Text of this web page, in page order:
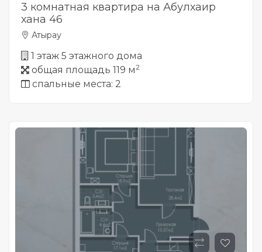
3 комнатная квартира на Абулхаир
хана 46
Атырау
1 этаж 5 этажного дома
общая площадь 119 м2
спальные места: 2